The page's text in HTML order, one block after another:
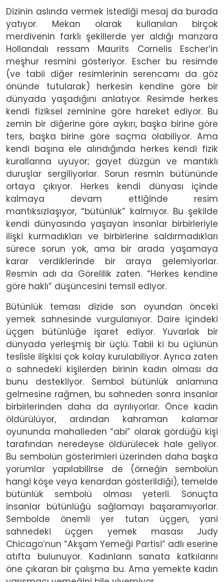
Dizinin aslında vermek istediği mesaj da burada
yatıyor. Mekan olarak kullanılan birçok
merdivenin farklı şekillerde yer aldığı manzara
Hollandalı ressam Maurits Cornelis Escher’in
meşhur resmini gösteriyor. Escher bu resimde
(ve tabii diğer resimlerinin serencamı da göz
önünde tutularak) herkesin kendine göre bir
dünyada yaşadığını anlatıyor. Resimde herkes
kendi fiziksel zeminine göre hareket ediyor. Bu
zemin bir diğerine göre aykırı, başka birine göre
ters, başka birine göre saçma olabiliyor. Ama
kendi başına ele alındığında herkes kendi fizik
kurallarına uyuyor; gayet düzgün ve mantıklı
duruşlar sergiliyorlar. Sorun resmin bütününde
ortaya çıkıyor. Herkes kendi dünyası içinde
kalmaya devam ettiğinde resim
mantıksızlaşıyor, “bütünlük” kalmıyor. Bu şekilde
kendi dünyasında yaşayan insanlar birbirleriyle
ilişki kurmadıkları ve birbirlerine saldırmadıkları
sürece sorun yok, ama bir arada yaşamaya
karar verdiklerinde bir araya gelemiyorlar.
Resmin adı da Görelilik zaten. “Herkes kendine
göre haklı” düşüncesini temsil ediyor.
Bütünlük teması dizide son oyundan önceki
yemek sahnesinde vurgulanıyor. Daire içindeki
üçgen bütünlüğe işaret ediyor. Yuvarlak bir
dünyada yerleşmiş bir üçlü. Tabii ki bu üçlünün
teslisle ilişkisi çok kolay kurulabiliyor. Ayrıca zaten
o sahnedeki kişilerden birinin kadın olması da
bunu destekliyor. Sembol bütünlük anlamına
gelmesine rağmen, bu sahneden sonra insanlar
birbirlerinden daha da ayrılıyorlar. Önce kadın
öldürülüyor, ardından kahraman kalamar
oyununda mahalleden “abi” olarak gördüğü kişi
tarafından neredeyse öldürülecek hale geliyor.
Bu sembolün gösterimleri üzerinden daha başka
yorumlar yapılabilirse de (örneğin sembolün
hangi köşe veya kenardan gösterildiği), temelde
bütünlük sembolü olması yeterli. Sonuçta
insanlar bütünlüğü sağlamayı başaramıyorlar.
Sembolde önemli yer tutan üçgen, yani
sahnedeki üçgen yemek masası Judy
Chicago’nun ”Akşam Yemeği Partisi” adlı eserine
atıfta bulunuyor. Kadınların sanata katkılarını
öne çıkaran bir çalışma bu. Ama yemekte kadın